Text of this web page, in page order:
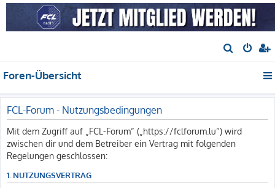
u
h
Foren-Übersicht
FCL-Forum - Nutzungsbedingungen
Mit dem Zugriff auf „FCL-Forum“ („https://fclforum.lu“) wird
zwischen dir und dem Betreiber ein Vertrag mit folgenden
Regelungen geschlossen:
1. NUTZUNGSVERTRAG